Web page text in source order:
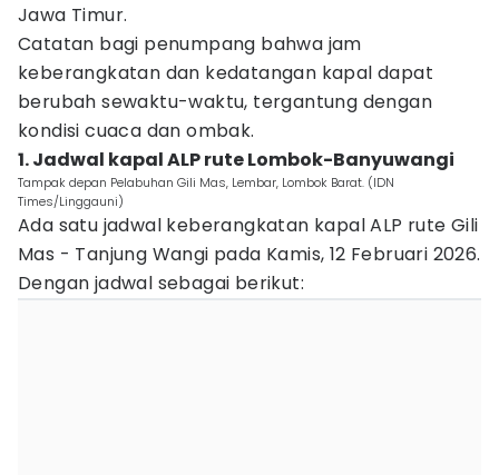
Jawa Timur.
Catatan bagi penumpang bahwa jam
keberangkatan dan kedatangan kapal dapat
berubah sewaktu-waktu, tergantung dengan
kondisi cuaca dan ombak.
1. Jadwal kapal ALP rute Lombok-Banyuwangi
Tampak depan Pelabuhan Gili Mas, Lembar, Lombok Barat. (IDN
Times/Linggauni)
Ada satu jadwal keberangkatan kapal ALP rute Gili
Mas - Tanjung Wangi pada Kamis, 12 Februari 2026.
Dengan jadwal sebagai berikut: